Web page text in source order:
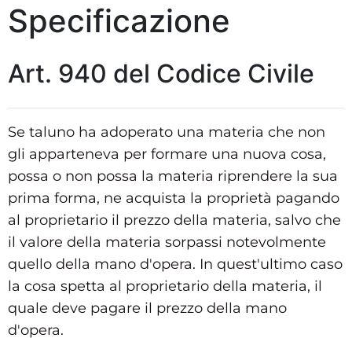
Specificazione
Art. 940 del Codice Civile
Se taluno ha adoperato una materia che non
gli apparteneva per formare una nuova cosa,
possa o non possa la materia riprendere la sua
prima forma, ne acquista la proprietà pagando
al proprietario il prezzo della materia, salvo che
il valore della materia sorpassi notevolmente
quello della mano d'opera. In quest'ultimo caso
la cosa spetta al proprietario della materia, il
quale deve pagare il prezzo della mano
d'opera.